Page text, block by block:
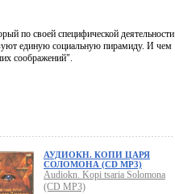
по своей специфической деятельности
единую социальную пирамиду. И чем
соображений".
АУДИОКН. КОПИ ЦАРЯ
СОЛОМОНА (CD MP3)
Audiokn. Kopi tsaria Solomona
(CD MP3)